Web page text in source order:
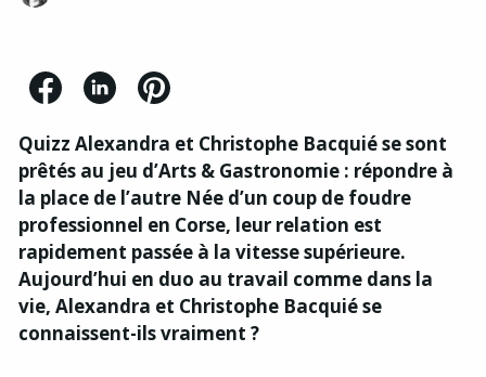
Quizz Alexandra et Christophe Bacquié se sont
prêtés au jeu d’Arts & Gastronomie : répondre à
la place de l’autre Née d’un coup de foudre
professionnel en Corse, leur relation est
rapidement passée à la vitesse supérieure.
Aujourd’hui en duo au travail comme dans la
vie, Alexandra et Christophe Bacquié se
connaissent-ils vraiment ?